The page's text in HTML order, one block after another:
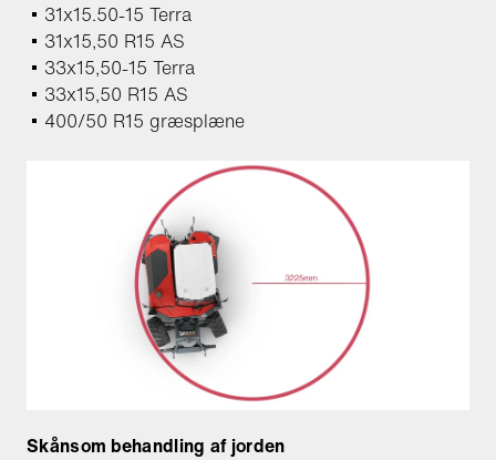
31x15.50-15 Terra
31x15,50 R15 AS
33x15,50-15 Terra
33x15,50 R15 AS
400/50 R15 græsplæne
Skånsom behandling af jorden